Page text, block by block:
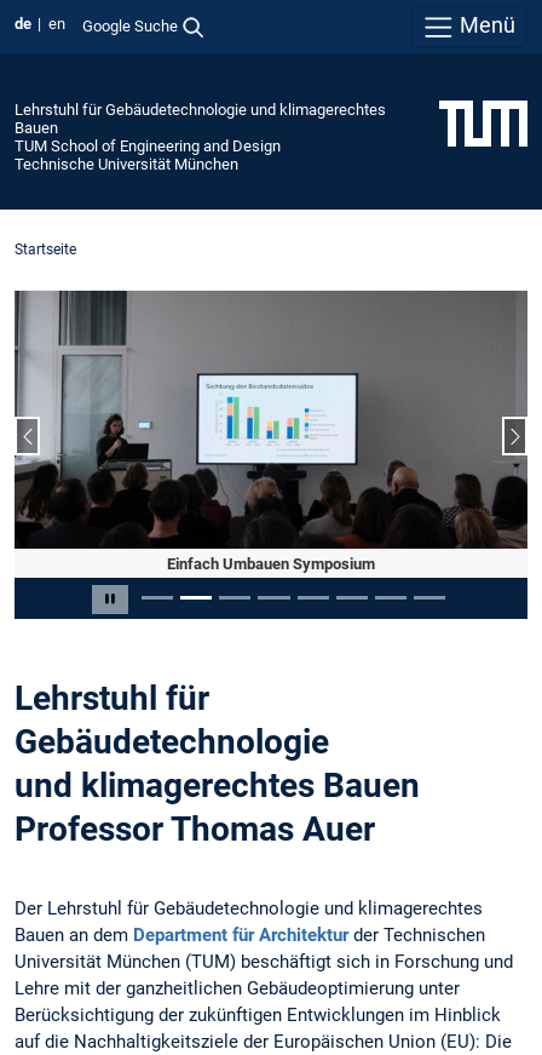
de en Google Suche Menü
Lehrstuhl für Gebäudetechnologie und klimagerechtes
Bauen
TUM School of Engineering and Design
Technische Universität München
Startseite
Carousel pausieren
Einfach Umbauen Symposium
Master Project "How to print a House"
Vorheriger Slide
Slide 3 von 8
Lehrstuhl für
Gebäudetechnologie
und klimagerechtes Bauen
Professor Thomas Auer
Der Lehrstuhl für Gebäudetechnologie und klimagerechtes
Bauen an dem Department für Architekturder Technischen
Universität München (TUM) beschäftigt sich in Forschung und
Lehre mit der ganzheitlichen Gebäudeoptimierung unter
Berücksichtigung der zukünftigen Entwicklungen im Hinblick
auf die Nachhaltigkeitsziele der Europäischen Union (EU): Die